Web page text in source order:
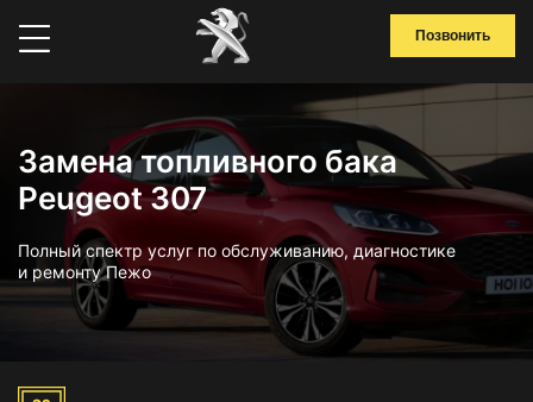
Позвонить
Замена топливного бака
Peugeot 307
Полный спектр услуг по обслуживанию, диагностике
и ремонту Пежо